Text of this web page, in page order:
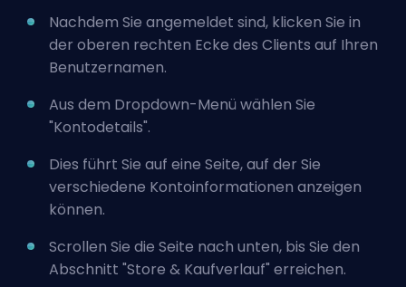
Nachdem Sie angemeldet sind, klicken Sie in
der oberen rechten Ecke des Clients auf Ihren
Benutzernamen.
Aus dem Dropdown-Menü wählen Sie
"Kontodetails".
Dies führt Sie auf eine Seite, auf der Sie
verschiedene Kontoinformationen anzeigen
können.
Scrollen Sie die Seite nach unten, bis Sie den
Abschnitt "Store & Kaufverlauf" erreichen.